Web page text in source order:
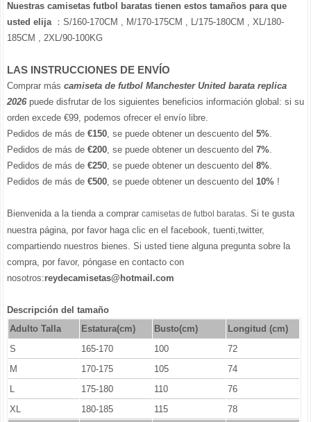
Nuestras camisetas futbol baratas tienen estos tamaños para que
usted elija：S/160-170CM , M/170-175CM , L/175-180CM , XL/180-
185CM , 2XL/90-100KG
LAS INSTRUCCIONES DE ENVÍO
Comprar más camiseta de futbol Manchester United barata replica
2026 puede disfrutar de los siguientes beneficios información global: si su
orden excede €99, podemos ofrecer el envío libre.
Pedidos de más de €150, se puede obtener un descuento del 5%.
Pedidos de más de €200, se puede obtener un descuento del 7%.
Pedidos de más de €250, se puede obtener un descuento del 8%.
Pedidos de más de €500, se puede obtener un descuento del 10% !
Bienvenida a la tienda a comprar camisetas de futbol baratas. Si te gusta
nuestra página, por favor haga clic en el facebook, tuenti,twitter,
compartiendo nuestros bienes. Si usted tiene alguna pregunta sobre la
compra, por favor, póngase en contacto con
nosotros:reydecamisetas@hotmail.com
Descripción del tamaño
Adulto Talla
Estatura(cm) Busto(cm)
Longitud (cm)
S
165-170 100
72
M
170-175 105
74
L
175-180 110
76
XL
180-185 115 78